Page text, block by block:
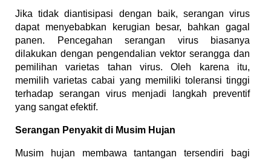
Jika tidak diantisipasi dengan baik, serangan virus
dapat menyebabkan kerugian besar, bahkan gagal
panen. Pencegahan serangan virus biasanya
dilakukan dengan pengendalian vektor serangga dan
pemilihan varietas tahan virus. Oleh karena itu,
memilih varietas cabai yang memiliki toleransi tinggi
terhadap serangan virus menjadi langkah preventif
yang sangat efektif.
Serangan Penyakit di Musim Hujan
Musim hujan membawa tantangan tersendiri bagi